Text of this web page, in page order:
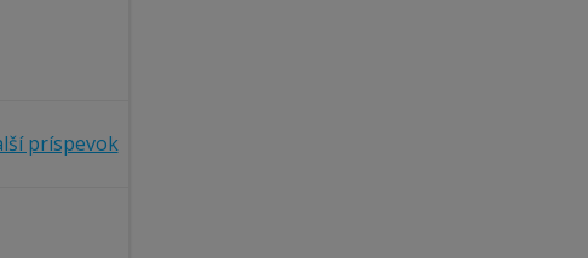
príspevok